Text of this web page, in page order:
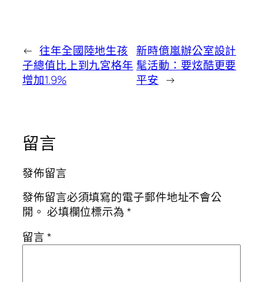
← 往年全國陸地生孩
子總值比上到九宮格年
增加1.9%
新時億嵐辦公室設計
髦活動：要炫酷更要
平安 →
留言
發佈留言
發佈留言必須填寫的電子郵件地址不會公
開。 必填欄位標示為*
留言*